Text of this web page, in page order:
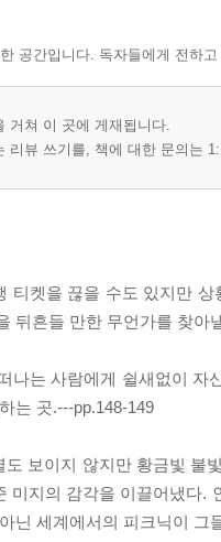
공간입니다. 독자들에게 전하
거쳐 이 곳에 게재됩니다.
리뷰 쓰기를, 책에 대한 문의는
티켓을 끊을 수도 있지만
뒤흔들 만한 무언가를 찾아
나는 사람에게 쉴새없이
는 곳.---pp.148-149
도 보이지 않지만 황금빛 불
미지의 감각을 이끌어냈다.
닌 세계에서의 피크닉이